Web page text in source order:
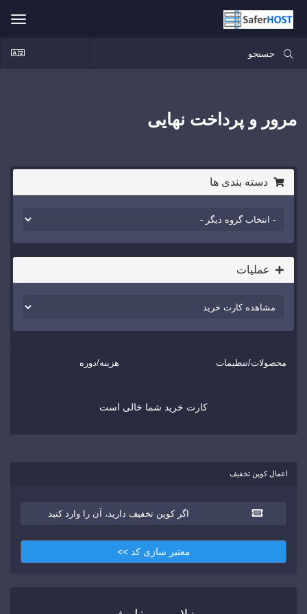
مرور و پرداخت نهایی
دسته بندی ها
عملیات
محصولات/تنظیمات هزینه/دوره
کارت خرید شما خالی است
اعمال کوپن تخفیف
معتبر سازی کد >>